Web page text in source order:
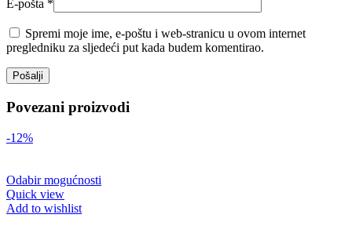
E-pošta *
Spremi moje ime, e-poštu i web-stranicu u ovom internet
pregledniku za sljedeći put kada budem komentirao.
Povezani proizvodi
-12%
Odabir mogućnosti
Quick view
Add to wishlist